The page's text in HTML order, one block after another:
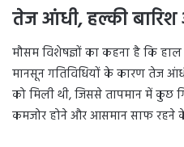
तेज आंधी, हल्की बारिश
मौसम विशेषज्ञों का कहना है कि हाल
मानसून गतिविधियों के कारण तेज
को मिली थी, जिससे तापमान में कुछ
कमजोर होने और आसमान साफ रहने